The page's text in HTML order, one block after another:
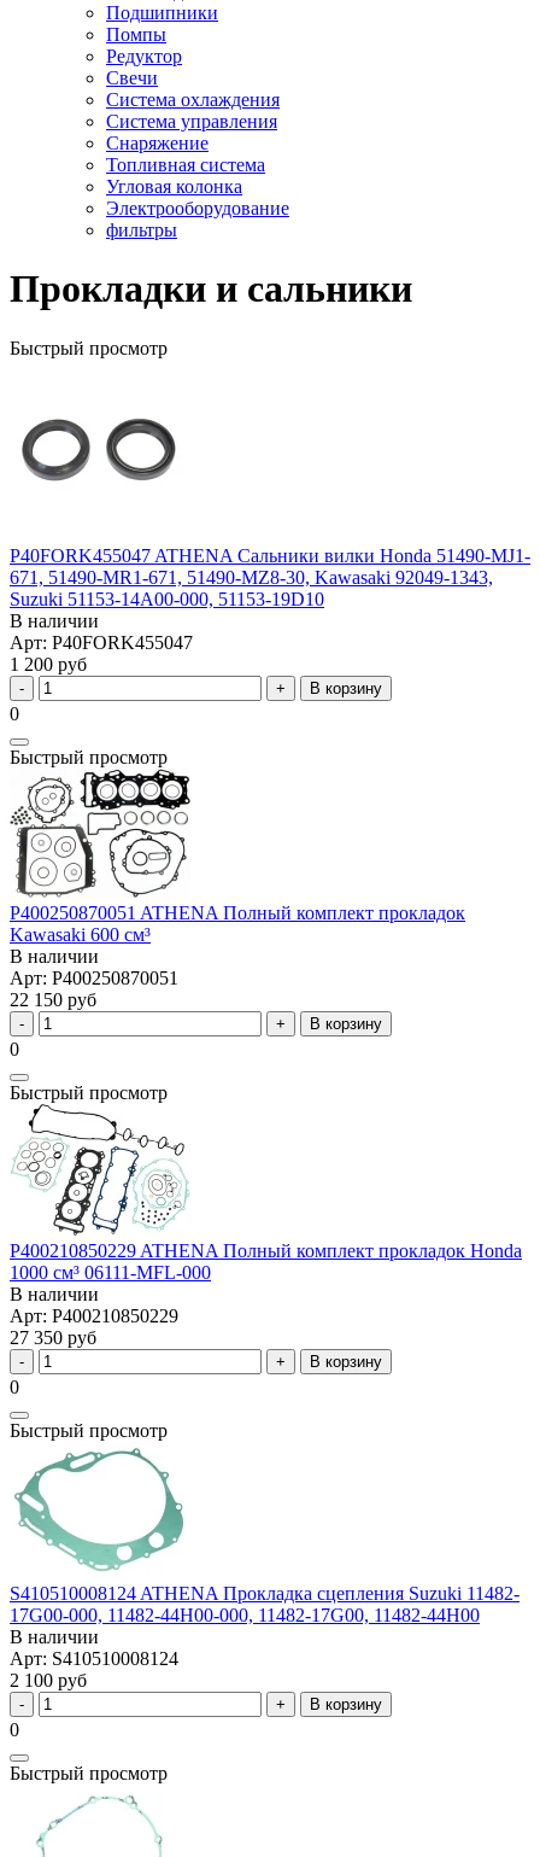
Подшипники
Помпы
Редуктор
Свечи
Система охлаждения
Система управления
Снаряжение
Топливная система
Угловая колонка
Электрооборудование
фильтры
Прокладки и сальники
Быстрый просмотр
P40FORK455047 ATHENA Сальники вилки Honda 51490-MJ1-
671, 51490-MR1-671, 51490-MZ8-30, Kawasaki 92049-1343,
Suzuki 51153-14A00-000, 51153-19D10
В наличии
Арт: P40FORK455047
1 200 руб
В корзину
0
Быстрый просмотр
P400250870051 ATHENA Полный комплект прокладок
Kawasaki 600 см³
В наличии
Арт: P400250870051
22 150 руб
В корзину
0
Быстрый просмотр
P400210850229 ATHENA Полный комплект прокладок Honda
1000 см³ 06111-MFL-000
В наличии
Арт: P400210850229
27 350 руб
В корзину
0
Быстрый просмотр
S410510008124 ATHENA Прокладка сцепления Suzuki 11482-
17G00-000, 11482-44H00-000, 11482-17G00, 11482-44H00
В наличии
Арт: S410510008124
2 100 руб
В корзину
0
Быстрый просмотр